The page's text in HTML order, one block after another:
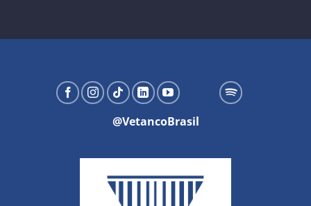
@VetancoBrasil